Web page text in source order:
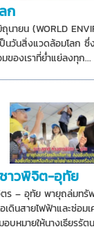
ก
ายน (WORLD
วันสิ่งแวดล้อมโลก ซึ่ง
องเราที่ย่ำแย่ลงทุก...
าวพิจิต-อุทัย
ร – อุทัย พายุถล่มทรั
ดินสายไฟฟ้าและซ่อม
บหมายให้นางเธียรรัต